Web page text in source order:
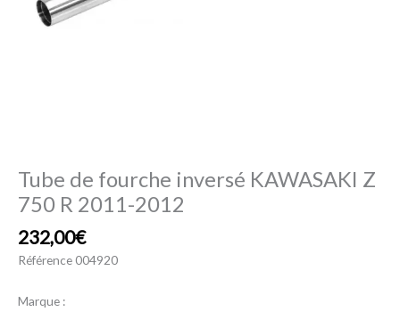
Tube de fourche inversé KAWASAKI Z
750 R 2011-2012
232,00€
Référence004920
Marque :